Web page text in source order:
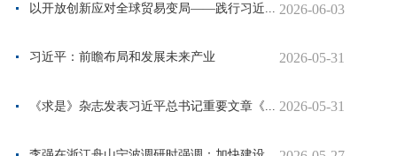
以开放创新应对全球贸易变局——践行习近... 2026-06-03
习近平：前瞻布局和发展未来产业 2026-05-31
《求是》杂志发表习近平总书记重要文章《... 2026-05-31